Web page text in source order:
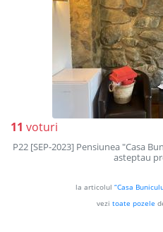
11 voturi
P22 [SEP-2023] Pensiunea "Casa
asteptau
la articolul “Casa
vezi toate pozele